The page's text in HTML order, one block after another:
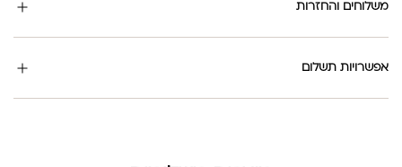
משלוחים והחזרות
אפשרויות תשלום